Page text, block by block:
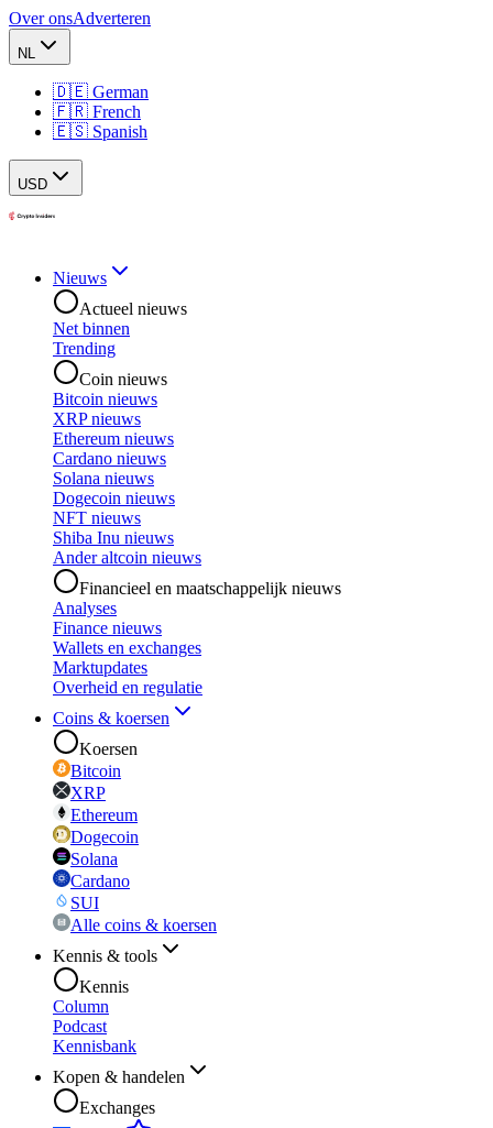
Over onsAdverteren
NL
🇩🇪 German
🇫🇷 French
🇪🇸 Spanish
USD
Nieuws
Actueel nieuws
Net binnen
Trending
Coin nieuws
Bitcoin nieuws
XRP nieuws
Ethereum nieuws
Cardano nieuws
Solana nieuws
Dogecoin nieuws
NFT nieuws
Shiba Inu nieuws
Ander altcoin nieuws
Financieel en maatschappelijk nieuws
Analyses
Finance nieuws
Wallets en exchanges
Marktupdates
Overheid en regulatie
Coins & koersen
Koersen
Bitcoin
XRP
Ethereum
Dogecoin
Solana
Cardano
SUI
Alle coins & koersen
Kennis & tools
Kennis
Column
Podcast
Kennisbank
Kopen & handelen
Exchanges